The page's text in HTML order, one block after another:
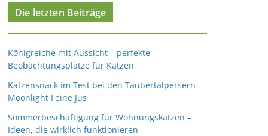
Die letzten Beiträge
Königreiche mit Aussicht – perfekte
Beobachtungsplätze für Katzen
Katzensnack im Test bei den Taubertalpersern –
Moonlight Feine Jus
Sommerbeschäftigung für Wohnungskatzen –
Ideen, die wirklich funktionieren